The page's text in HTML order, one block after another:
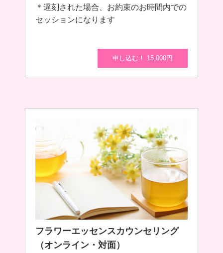
＊遅刻された場合、お約束のお時間内での
セッションになります
申し込む！ 15,000円
フラワーエッセンスカウンセリング
（オンライン・対面）